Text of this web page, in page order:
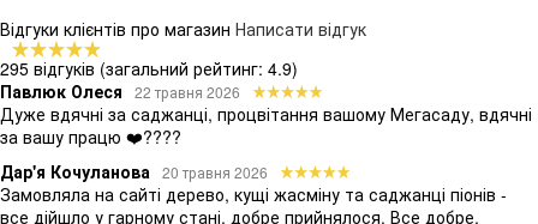
Відгуки клієнтів про магазин Написати відгук
295 відгуків (загальний рейтинг: 4.9)
Павлюк Олеся
22 травня 2026
Дуже вдячні за саджанці, процвітання вашому Мегасаду, вдячні
за вашу працю ❤️????
Дар'я Кочуланова 20 травня 2026
Замовляла на сайті дерево, кущі жасміну та саджанці піонів -
все дійшло у гарному стані, добре прийнялося. Все добре,